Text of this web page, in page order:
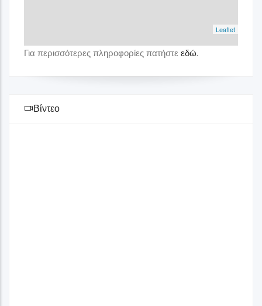
Leaflet
Για περισσότερες πληροφορίες πατήστε εδώ.
Βίντεο